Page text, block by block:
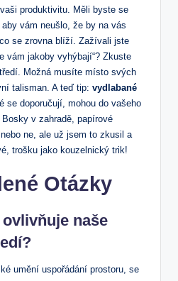
produktivitu. Měli byste se
vám neušlo, že by na vás
se zrovna blíží. Zažívali jste
vám jakoby vyhýbají“? Zkuste
Možná musíte místo svých
talisman. A teď tip: vydlabané
se doporučují, mohou do vašeho
v zahradě, papírové
ne, ale už jsem to zkusil a
trošku jako kouzelnický trik!
Otázky
naše
umění uspořádání prostoru, se